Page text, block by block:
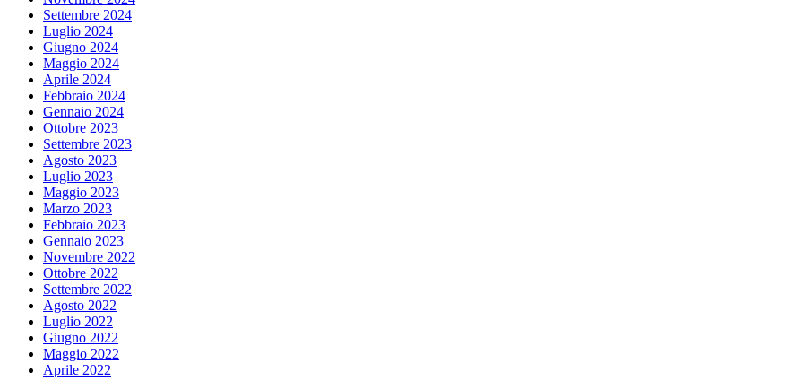
Settembre 2024
Luglio 2024
Giugno 2024
Maggio 2024
Aprile 2024
Febbraio 2024
Gennaio 2024
Ottobre 2023
Settembre 2023
Agosto 2023
Luglio 2023
Maggio 2023
Marzo 2023
Febbraio 2023
Gennaio 2023
Novembre 2022
Ottobre 2022
Settembre 2022
Agosto 2022
Luglio 2022
Giugno 2022
Maggio 2022
Aprile 2022